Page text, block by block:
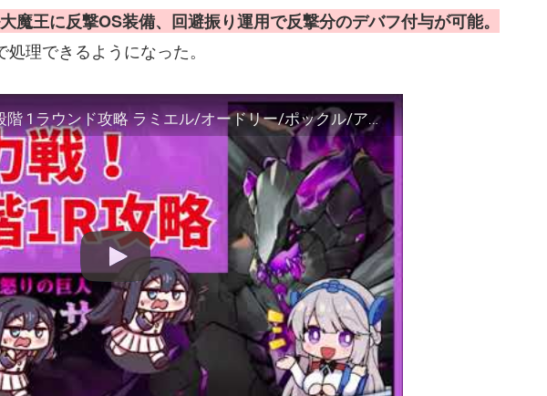
魔王に反撃OS装備、回避振り運用で反撃分のデバフ付与が可能。
理できるようになった。
【ラスオリ】総力戦30段階 1ラウンド攻略 ラミエル/オードリー/ポックル/アウローラ/エンジェル【ラストオリジン】